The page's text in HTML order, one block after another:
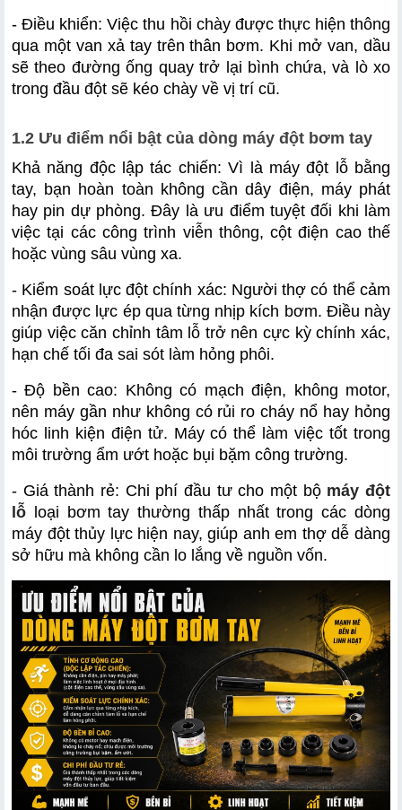
4.1 Máy đột lỗ thủy lực CH60 kết hợp bơm điện
4.2 Máy đột lỗ kim loại CH70 dùng bơm điện
4.3 Máy bơm tay thủy lực HMCP700A
- Điều khiển: Việc thu hồi chày được thực hiện thông
qua một van xả tay trên thân bơm. Khi mở van, dầu
sẽ theo đường ống quay trở lại bình chứa, và lò xo
trong đầu đột sẽ kéo chày về vị trí cũ.
1.2 Ưu điểm nổi bật của dòng máy đột bơm tay
Khả năng độc lập tác chiến: Vì là máy đột lỗ bằng
tay, bạn hoàn toàn không cần dây điện, máy phát
hay pin dự phòng. Đây là ưu điểm tuyệt đối khi làm
việc tại các công trình viễn thông, cột điện cao thế
hoặc vùng sâu vùng xa.
- Kiểm soát lực đột chính xác: Người thợ có thể cảm
nhận được lực ép qua từng nhịp kích bơm. Điều này
giúp việc căn chỉnh tâm lỗ trở nên cực kỳ chính xác,
hạn chế tối đa sai sót làm hỏng phôi.
- Độ bền cao: Không có mạch điện, không motor,
nên máy gần như không có rủi ro cháy nổ hay hỏng
hóc linh kiện điện tử. Máy có thể làm việc tốt trong
môi trường ẩm ướt hoặc bụi bặm công trường.
- Giá thành rẻ: Chi phí đầu tư cho một bộ máy đột
lỗ loại bơm tay thường thấp nhất trong các dòng
máy đột thủy lực hiện nay, giúp anh em thợ dễ dàng
sở hữu mà không cần lo lắng về nguồn vốn.